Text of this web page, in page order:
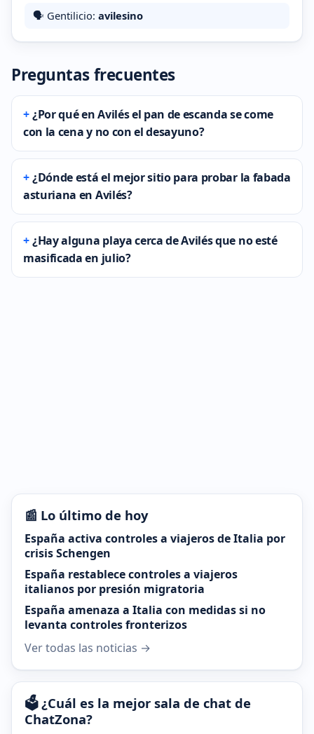
🗣️ Gentilicio: avilesino
Preguntas frecuentes
¿Por qué en Avilés el pan de escanda se come
con la cena y no con el desayuno?
¿Dónde está el mejor sitio para probar la fabada
asturiana en Avilés?
¿Hay alguna playa cerca de Avilés que no esté
masificada en julio?
📰 Lo último de hoy
España activa controles a viajeros de Italia por
crisis Schengen
España restablece controles a viajeros
italianos por presión migratoria
España amenaza a Italia con medidas si no
levanta controles fronterizos
Ver todas las noticias →
🗳️ ¿Cuál es la mejor sala de chat de
ChatZona?